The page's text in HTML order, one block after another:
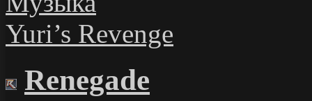
Yuri’s Revenge
Renegade